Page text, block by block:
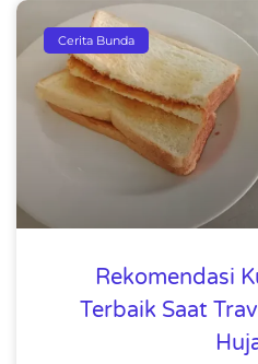
Cerita Bunda
Rekomendasi
Terbaik Saat